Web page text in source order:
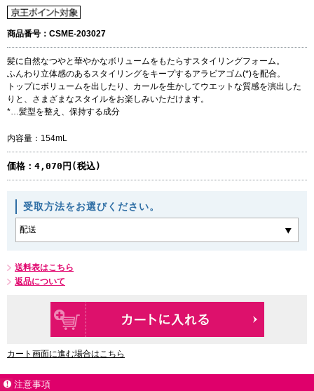
商品番号：CSME-203027
髪に自然なつやと華やかなボリュームをもたらすスタイリングフォーム。
ふんわり立体感のあるスタイリングをキープするアラビアゴム(*)を配合。
トップにボリュームを出したり、カールを生かしてウエットな質感を演出した
りと、さまざまなスタイルをお楽しみいただけます。
*…髪型を整え、保持する成分
内容量：154mL
価格： 4,070円(税込)
受取方法をお選びください。
送料表はこちら
返品について
カート画面に進む場合はこちら
注意事項